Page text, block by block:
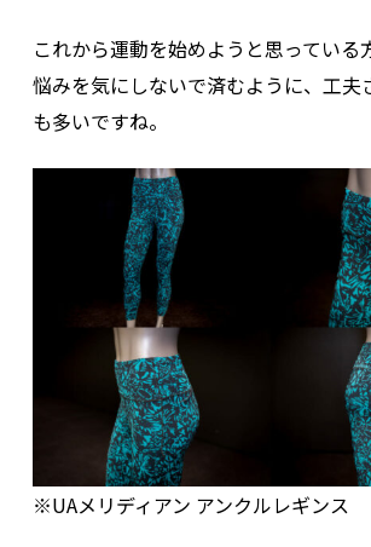
これから運動を始めようと思っている
悩みを気にしないで済むように、工夫
も多いですね。
※UAメリディアン アンクルレギンス